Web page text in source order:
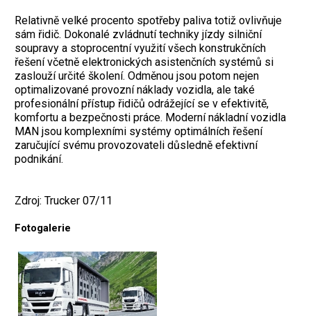
Relativně velké procento spotřeby paliva totiž ovlivňuje
sám řidič. Dokonalé zvládnutí techniky jízdy silniční
soupravy a stoprocentní využití všech konstrukčních
řešení včetně elektronických asistenčních systémů si
zaslouží určité školení. Odměnou jsou potom nejen
optimalizované provozní náklady vozidla, ale také
profesionální přístup řidičů odrážející se v efektivitě,
komfortu a bezpečnosti práce. Moderní nákladní vozidla
MAN jsou komplexními systémy optimálních řešení
zaručující svému provozovateli důsledně efektivní
podnikání.
Zdroj: Trucker 07/11
Fotogalerie